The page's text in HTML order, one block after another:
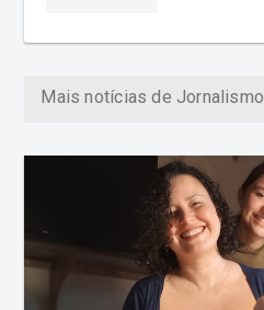
Mais notícias de Jornalismo